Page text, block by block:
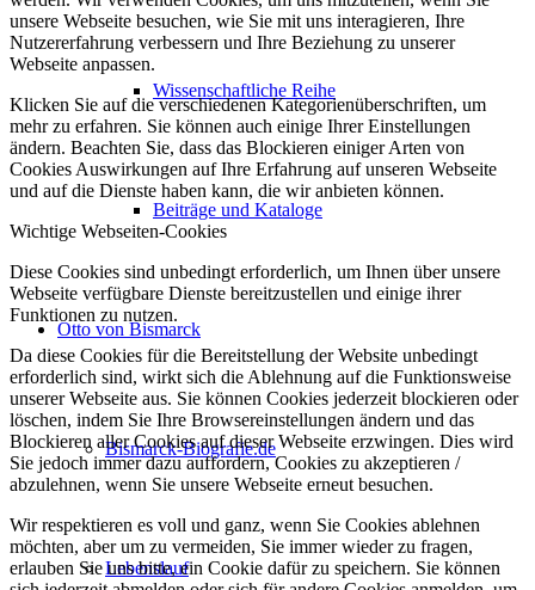
Wissenschaftliche Reihe
Beiträge und Kataloge
Otto von Bismarck
Bismarck-Biografie.de
Lebenslauf
unsere Webseite besuchen, wie Sie mit uns interagieren, Ihre
Nutzererfahrung verbessern und Ihre Beziehung zu unserer
Webseite anpassen.
Klicken Sie auf die verschiedenen Kategorienüberschriften, um
mehr zu erfahren. Sie können auch einige Ihrer Einstellungen
ändern. Beachten Sie, dass das Blockieren einiger Arten von
Cookies Auswirkungen auf Ihre Erfahrung auf unseren Webseite
und auf die Dienste haben kann, die wir anbieten können.
Wichtige Webseiten-Cookies
Diese Cookies sind unbedingt erforderlich, um Ihnen über unsere
Webseite verfügbare Dienste bereitzustellen und einige ihrer
Funktionen zu nutzen.
Da diese Cookies für die Bereitstellung der Website unbedingt
erforderlich sind, wirkt sich die Ablehnung auf die Funktionsweise
unserer Webseite aus. Sie können Cookies jederzeit blockieren oder
löschen, indem Sie Ihre Browsereinstellungen ändern und das
Blockieren aller Cookies auf dieser Webseite erzwingen. Dies wird
Sie jedoch immer dazu auffordern, Cookies zu akzeptieren /
abzulehnen, wenn Sie unsere Webseite erneut besuchen.
Wir respektieren es voll und ganz, wenn Sie Cookies ablehnen
möchten, aber um zu vermeiden, Sie immer wieder zu fragen,
erlauben Sie uns bitte, ein Cookie dafür zu speichern. Sie können